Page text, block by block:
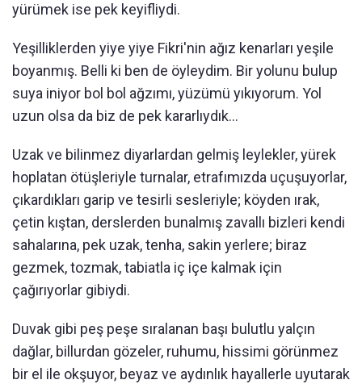
yürümek ise pek keyifliydi.
Yeşilliklerden yiye yiye Fikri'nin ağız kenarları yeşile
boyanmış. Belli ki ben de öyleydim. Bir yolunu bulup
suya iniyor bol bol ağzımı, yüzümü yıkıyorum. Yol
uzun olsa da biz de pek kararlıydık...
Uzak ve bilinmez diyarlardan gelmiş leylekler, yürek
hoplatan ötüşleriyle turnalar, etrafımızda uçuşuyorlar,
çıkardıkları garip ve tesirli sesleriyle; köyden ırak,
çetin kıştan, derslerden bunalmış zavallı bizleri kendi
sahalarına, pek uzak, tenha, sakin yerlere; biraz
gezmek, tozmak, tabiatla iç içe kalmak için
çağırıyorlar gibiydi.
Duvak gibi peş peşe sıralanan başı bulutlu yalçın
dağlar, billurdan gözeler, ruhumu, hissimi görünmez
bir el ile okşuyor, beyaz ve aydınlık hayallerle uyutarak